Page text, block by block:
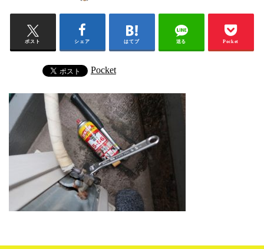
ポスト シェア はてブ 送る Pocket
Pocket